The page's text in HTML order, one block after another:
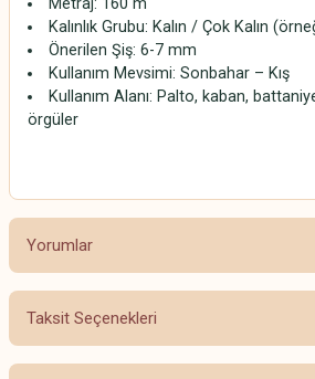
Metraj: 160 m
Kalınlık Grubu: Kalın / Çok Kalın
Önerilen Şiş: 6-7 mm
Kullanım Mevsimi: Sonbahar – Kış
Kullanım Alanı: Palto, kaban,
örgüler
Yorumlar
Taksit Seçenekleri